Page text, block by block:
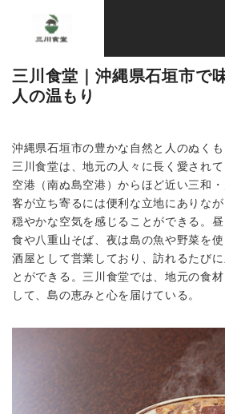
ブログ
三川食堂｜沖縄県石垣市で
人の温もり
沖縄県石垣市の豊かな自然と人のぬく
三川食堂は、地元の人々に長く愛され
空港（南ぬ島空港）からほど近い三和
客が立ち寄るには便利な立地にありな
穏やかな空気を感じることができる。
食や八重山そば、夜は島の魚や野菜を
酒屋として営業しており、訪れるたび
とができる。三川食堂では、地元の食
して、島の恵みと心を届けている。